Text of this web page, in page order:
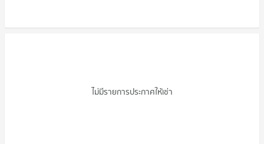
ไม่มีรายการประกาศให้เช่า